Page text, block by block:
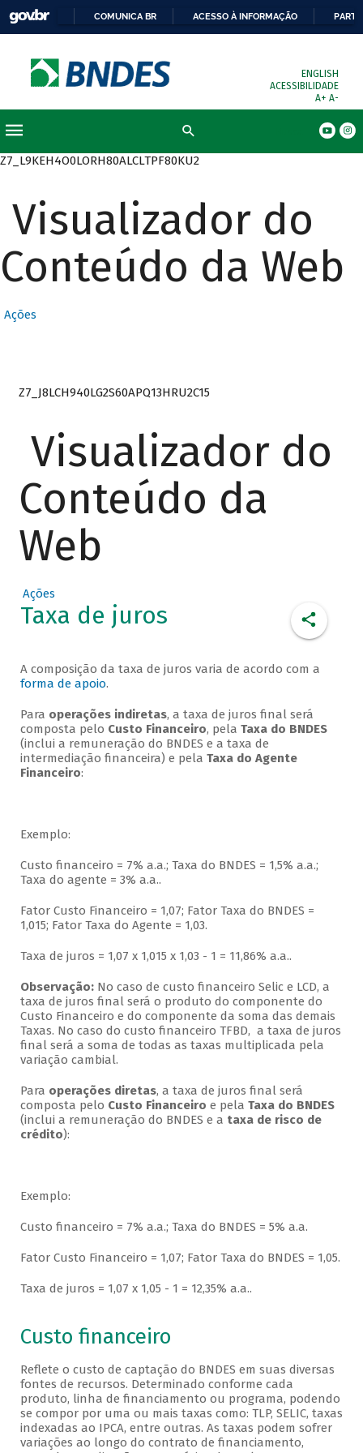
COMUNICA BR ACESSO À INFORMAÇÃO
ENGLISH
ACESSIBILIDADE
A+ A-
Z7_L9KEH4O0LORH80ALCLTPF80KU2
Visualizador do
Conteúdo da Web
Ações
Z7_J8LCH940LG2S60APQ13HRU2C15
Visualizador do
Conteúdo da
Web
Ações
Taxa de juros
A composição da taxa de juros varia de acordo com a
forma de apoio.
Para operações indiretas, a taxa de juros final será
composta pelo Custo Financeiro, pela Taxa do BNDES
(inclui a remuneração do BNDES e a taxa de
intermediação financeira) e pela Taxa do Agente
Financeiro:
Exemplo:
Custo financeiro = 7% a.a.; Taxa do BNDES = 1,5% a.a.;
Taxa do agente = 3% a.a..
Fator Custo Financeiro = 1,07; Fator Taxa do BNDES =
1,015; Fator Taxa do Agente = 1,03.
Taxa de juros = 1,07 x 1,015 x 1,03 - 1 = 11,86% a.a..
Observação:No caso de custo financeiro Selic e LCD, a
taxa de juros final será o produto do componente do
Custo Financeiro e do componente da soma das demais
Taxas. No caso do custo financeiro TFBD, a taxa de juros
final será a soma de todas as taxas multiplicada pela
variação cambial.
Para operações diretas, a taxa de juros final será
composta pelo Custo Financeiro e pela Taxa do BNDES
(inclui a remuneração do BNDES e a taxa de risco de
crédito):
Exemplo:
Custo financeiro = 7% a.a.; Taxa do BNDES = 5% a.a.
Fator Custo Financeiro = 1,07; Fator Taxa do BNDES = 1,05.
Taxa de juros = 1,07 x 1,05 - 1 = 12,35% a.a..
Custo financeiro
Reflete o custo de captação do BNDES em suas diversas
fontes de recursos. Determinado conforme cada
produto, linha de financiamento ou programa, podendo
se compor por uma ou mais taxas como: TLP, SELIC, taxas
indexadas ao IPCA, entre outras. As taxas podem sofrer
variações ao longo do contrato de financiamento,